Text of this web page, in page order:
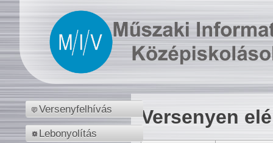
Versenyfelhívás
Lebonyolítás
Versenyen